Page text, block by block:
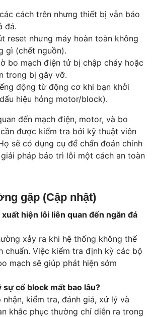
cách trên nhưng thiết bị vẫn báo
đá.
reset nhưng máy hoàn toàn không
gì (chết nguồn).
bo mạch điện tử bị chập cháy hoặc
trong bị gãy vỡ.
động từ động cơ khi bạn khởi
hiệu hỏng motor/block).
đến mạch điện, motor, và bo
được kiểm tra bởi kỹ thuật viên
sẽ có dụng cụ để chẩn đoán chính
pháp bảo trì lỗi một cách an toàn
gặp (Cập nhật)
xuất hiện lỗi liên quan đến ngăn đá
xảy ra khi hệ thống không thể
chuẩn. Việc kiểm tra định kỳ các bộ
mạch sẽ giúp phát hiện sớm
sự cố block mất bao lâu?
kiểm tra, đánh giá, xử lý và
khắc phục thường chỉ diễn ra trong